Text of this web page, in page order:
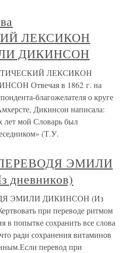
ЛЕКСИКОН
ДИКИНСОН
ЛЕКСИКОН
Отвечая в 1862 г. на
благожелателя о круге
Дикинсон написала:
лет мой Словарь был
(Т.У.
ПЕРЕВОДЯ ЭМИЛИ
ЭМИЛИ ДИКИНСОН (Из
при переводе ритмом
в попытке сохранить все слова
ради сохранения витаминов
перевод при